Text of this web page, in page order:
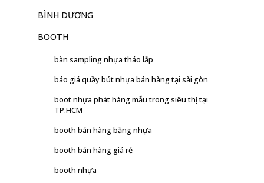
BÌNH DƯƠNG
BOOTH
bàn sampling nhựa tháo lắp
báo giá quầy bút nhựa bán hàng tại sài gòn
boot nhựa phát hàng mẫu trong siêu thị tại
TP.HCM
booth bán hàng bằng nhựa
booth bán hàng giá rẻ
booth nhựa